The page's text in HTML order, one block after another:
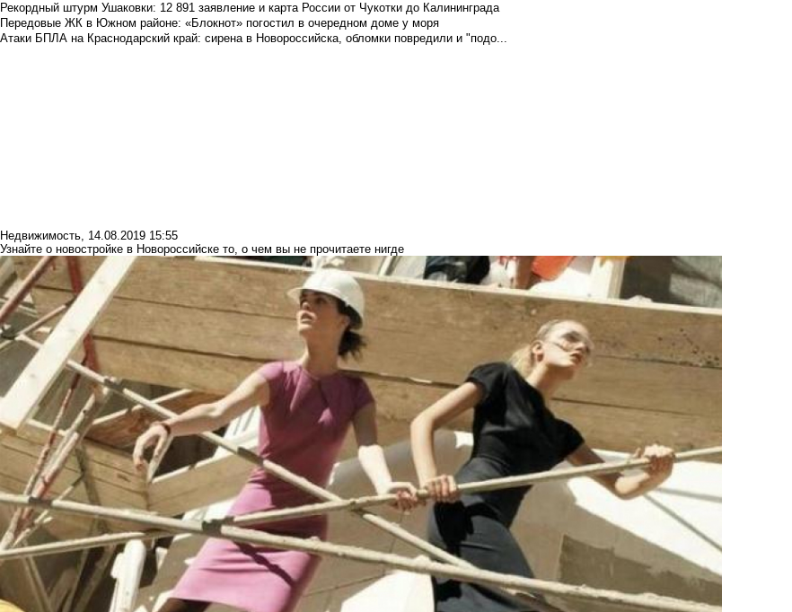
Рекордный штурм Ушаковки: 12 891 заявление и карта России от Чукотки до Калининграда
Передовые ЖК в Южном районе: «Блокнот» погостил в очередном доме у моря
Атаки БПЛА на Краснодарский край: сирена в Новороссийска, обломки повредили и "подо...
Недвижимость, 14.08.2019 15:55
Узнайте о новостройке в Новороссийске то, о чем вы не прочитаете нигде